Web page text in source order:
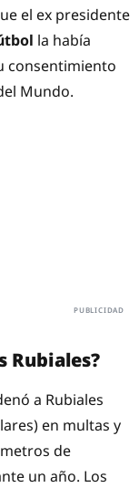
el ex presidente
la había
consentimiento
Mundo.
Rubiales?
a Rubiales
en multas y
de
un año. Los